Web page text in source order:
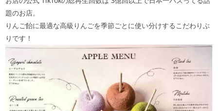
題のお店。
りんご飴に最適な高級りんごを季節ごとに使い分けするこだわりぶ
りです！